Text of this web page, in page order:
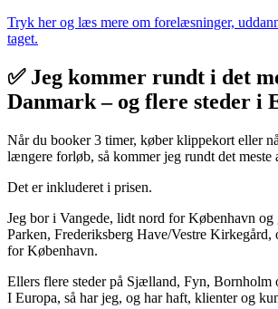
Tryk her og læs mere om forelæsninger,
taget.
✅ Jeg kommer rundt i det
Danmark – og flere steder i
Når du booker 3 timer, køber klippekort eller
længere forløb, så kommer jeg rundt det meste
Det er inkluderet i prisen.
Jeg bor i Vangede, lidt nord for København
Parken, Frederiksberg Have/Vestre Kirkegård,
for København.
Ellers flere steder på Sjælland, Fyn, Bornholm
I Europa, så har jeg, og har haft, klienter og